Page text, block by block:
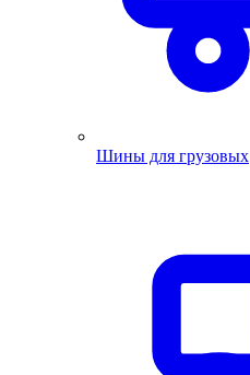
Шины для грузовых